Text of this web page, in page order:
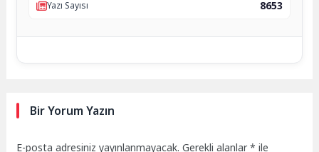
Yazı Sayısı 8653
Bir Yorum Yazın
E-posta adresiniz yayınlanmayacak. Gerekli alanlar* ile